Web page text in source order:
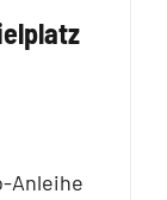
Anleihe